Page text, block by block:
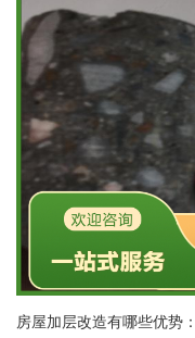
房屋加层改造有哪些优势：